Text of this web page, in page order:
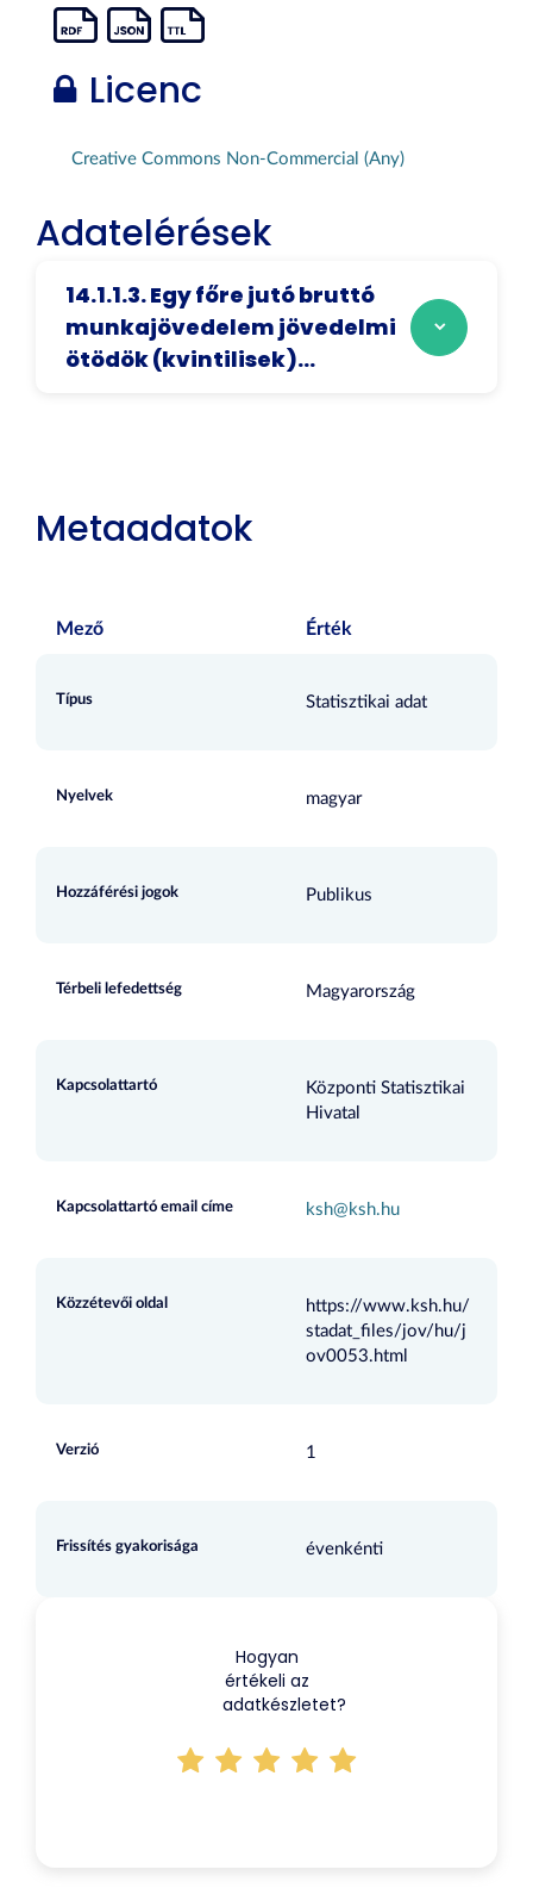
Licenc
Creative Commons Non-Commercial (Any)
Adatelérések
14.1.1.3. Egy főre jutó bruttó
munkajövedelem jövedelmi
ötödök (kvintilisek)...
Metaadatok
Mező Érték
Típus Statisztikai adat
Nyelvek magyar
Hozzáférési jogok Publikus
Térbeli lefedettség Magyarország
Kapcsolattartó
Központi Statisztikai
Hivatal
Kapcsolattartó email címe ksh@ksh.hu
Közzétevői oldal
https://www.ksh.hu/
stadat_files/jov/hu/j
ov0053.html
Verzió 1
Frissítés gyakorisága évenkénti
Hogyan
értékeli az
adatkészletet?